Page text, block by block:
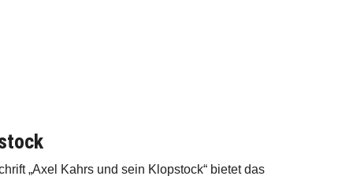
„Axel Kahrs und sein Klopstock“ bietet das